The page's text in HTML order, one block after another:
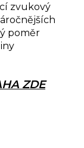
zvukový
poměr
ZDE